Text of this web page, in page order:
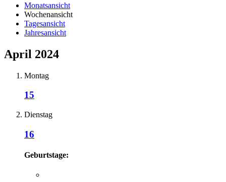
Monatsansicht
Wochenansicht
Tagesansicht
Jahresansicht
April 2024
Montag
15
Dienstag
16
Geburtstage: